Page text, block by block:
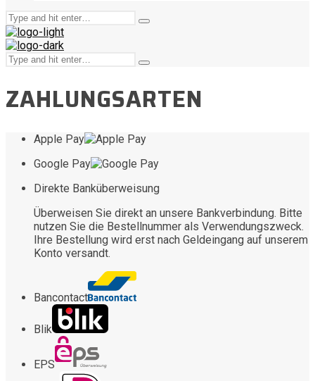
Suche
nach:
Tippen
Suche
Tippen
Enter
drücken
ZAHLUNGSARTEN
Apple Pay
Google Pay
Direkte Banküberweisung
Überweisen Sie direkt an unsere Bankverbindung. Bitte
nutzen Sie die Bestellnummer als Verwendungszweck.
Ihre Bestellung wird erst nach Geldeingang auf unserem
Konto versandt.
Bancontact
Blik
EPS